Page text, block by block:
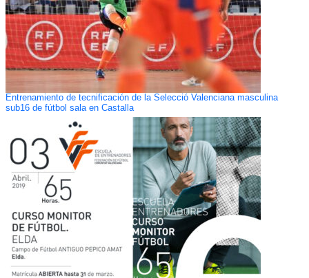
Entrenamiento de tecnificación de la Selecció Valenciana masculina
sub16 de fútbol sala en Castalla